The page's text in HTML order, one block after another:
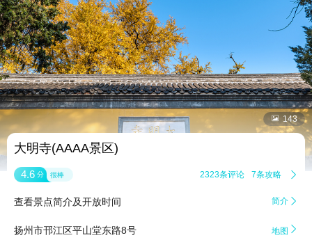
 143
大明寺(AAAA景区)
4.6 分 很棒 2323条评论 7条攻略 
查看景点简介及开放时间 简介 
扬州市邗江区平山堂东路8号 地图 
